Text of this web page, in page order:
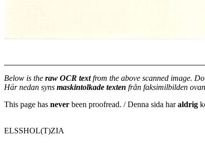
Below is the raw OCR textfrom the above scanned image.
Här nedan syns maskintolkade texten från faksimilbilden
This page has never been proofread. / Denna sida haraldrig
ELSSHOL(T)ZIA